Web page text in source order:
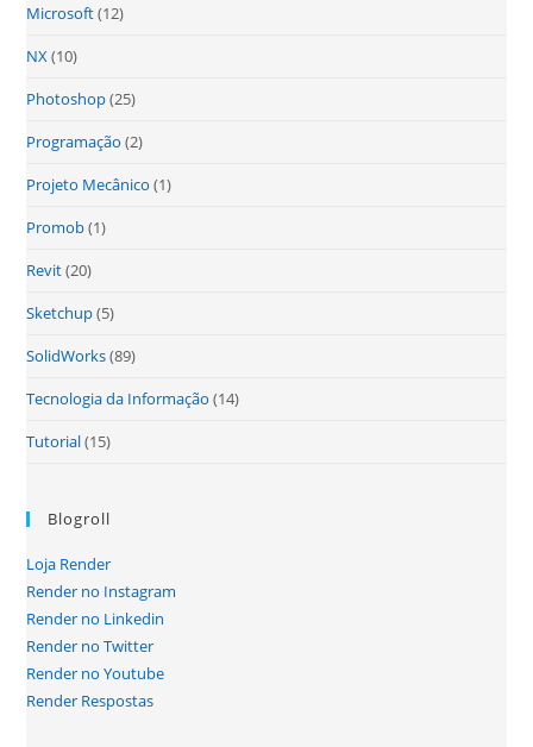
Microsoft(12)
NX(10)
Photoshop(25)
Programação (2)
Projeto Mecânico (1)
Promob(1)
Revit(20)
Sketchup(5)
SolidWorks(89)
Tecnologia da Informação (14)
Tutorial(15)
Blogroll
Loja Render
Render no Instagram
Render no Linkedin
Render no Twitter
Render no Youtube
Render Respostas